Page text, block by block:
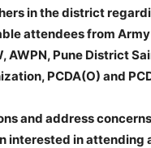
in the district
attendees from
AWPN, Pune District
PCDA(O) and
and address
interested in